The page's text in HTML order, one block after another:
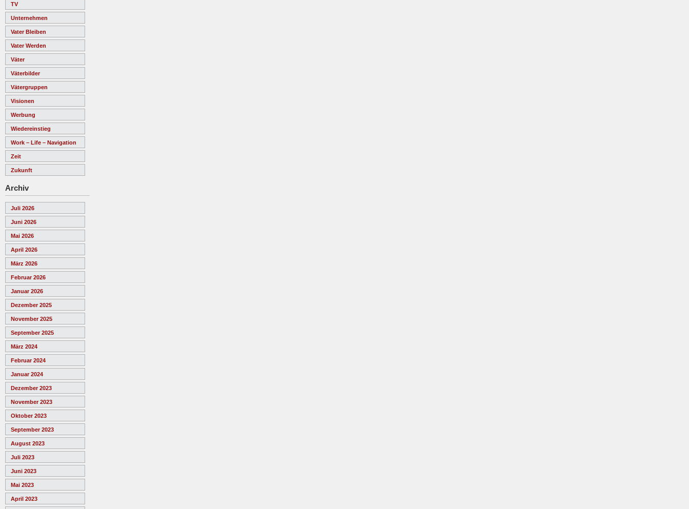
TV
Unternehmen
Vater Bleiben
Vater Werden
Väter
Väterbilder
Vätergruppen
Visionen
Werbung
Wiedereinstieg
Work – Life – Navigation
Zeit
Zukunft
Archiv
Juli 2026
Juni 2026
Mai 2026
April 2026
März 2026
Februar 2026
Januar 2026
Dezember 2025
November 2025
September 2025
März 2024
Februar 2024
Januar 2024
Dezember 2023
November 2023
Oktober 2023
September 2023
August 2023
Juli 2023
Juni 2023
Mai 2023
April 2023